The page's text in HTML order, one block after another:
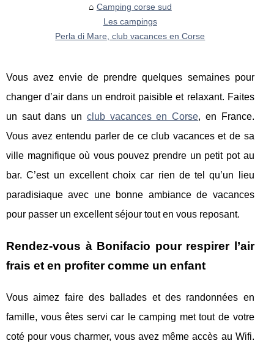
Camping corse sud
Les campings
Perla di Mare, club vacances en Corse
Vous avez envie de prendre quelques semaines pour
changer d’air dans un endroit paisible et relaxant. Faites
un saut dans un club vacances en Corse, en France.
Vous avez entendu parler de ce club vacances et de sa
ville magnifique où vous pouvez prendre un petit pot au
bar. C’est un excellent choix car rien de tel qu’un lieu
paradisiaque avec une bonne ambiance de vacances
pour passer un excellent séjour tout en vous reposant.
Rendez-vous à Bonifacio pour respirer l’air
frais et en profiter comme un enfant
Vous aimez faire des ballades et des randonnées en
famille, vous êtes servi car le camping met tout de votre
coté pour vous charmer, vous avez même accès au Wifi.